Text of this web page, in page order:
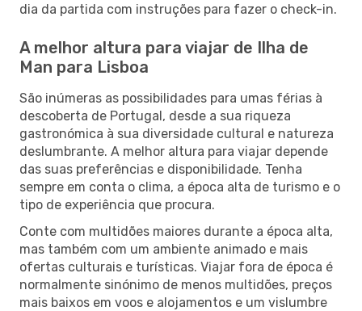
dia da partida com instruções para fazer o check-in.
A melhor altura para viajar de Ilha de
Man para Lisboa
São inúmeras as possibilidades para umas férias à
descoberta de Portugal, desde a sua riqueza
gastronómica à sua diversidade cultural e natureza
deslumbrante. A melhor altura para viajar depende
das suas preferências e disponibilidade. Tenha
sempre em conta o clima, a época alta de turismo e o
tipo de experiência que procura.
Conte com multidões maiores durante a época alta,
mas também com um ambiente animado e mais
ofertas culturais e turísticas. Viajar fora de época é
normalmente sinónimo de menos multidões, preços
mais baixos em voos e alojamentos e um vislumbre